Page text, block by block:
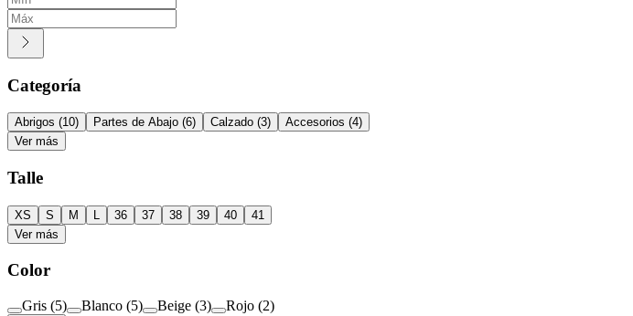
Categoría
Abrigos (10) Partes de Abajo (6) Calzado (3) Accesorios (4)
Ver más
Talle
XS S M 36 37 38 39 40
41
Ver más
Color
Gris (5) Blanco (5) Beige (3) Rojo (2)